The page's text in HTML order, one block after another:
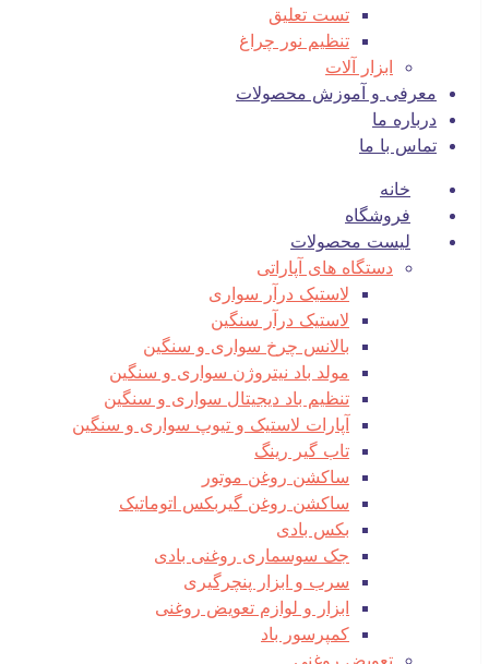
تست تعلیق
تنظیم نور چراغ
ابزار آلات
معرفی و آموزش محصولات
درباره ما
تماس با ما
خانه
فروشگاه
لیست محصولات
دستگاه های آپاراتی
لاستیک درآر سواری
لاستیک درآر سنگین
بالانس چرخ سواری و سنگین
مولد باد نیتروژن سواری و سنگین
تنظیم باد دیجیتال سواری و سنگین
آپارات لاستیک و تیوپ سواری و سنگین
تاب گیر رینگ
ساکشن روغن موتور
ساکشن روغن گیربکس اتوماتیک
بکس بادی
جک سوسماری روغنی بادی
سرب و ابزار پنچرگیری
ابزار و لوازم تعویض روغنی
کمپرسور باد
تعویض روغنی